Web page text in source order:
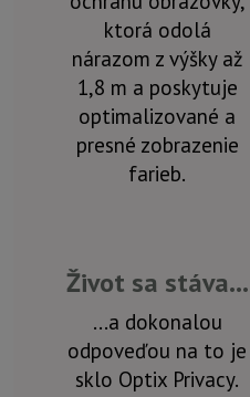
ktorá odolá
nárazom z výšky až
1,8 m a poskytuje
optimalizované a
presné zobrazenie
farieb.
Život sa stáva...
...a dokonalou
odpoveďou na to je
sklo Optix Privacy.